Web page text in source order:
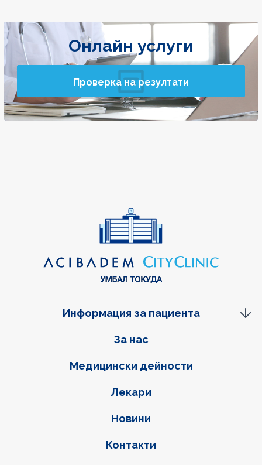
Онлайн услуги
Проверка на резултати
Фуутер навигация
За нас
Медицински дейности
Лекари
Новини
Контакти
Информация за пациента